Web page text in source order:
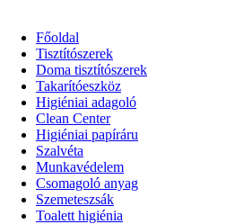
Főoldal
Tisztítószerek
Doma tisztítószerek
Takarítóeszköz
Higiéniai adagoló
Clean Center
Higiéniai papíráru
Szalvéta
Munkavédelem
Csomagoló anyag
Szemeteszsák
Toalett higiénia